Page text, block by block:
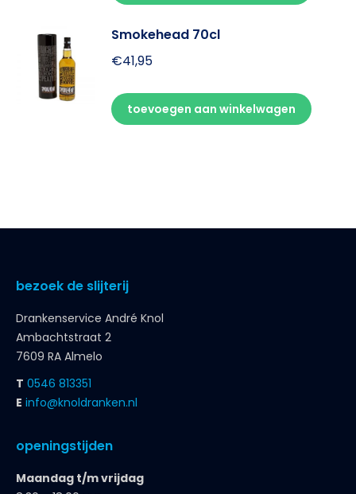
Smokehead 70cl
€41,95
toevoegen aan winkelwagen
bezoek de slijterij
Drankenservice André Knol
Ambachtstraat 2
7609 RA Almelo
T 0546 813351
E info@knoldranken.nl
openingstijden
Maandag t/m vrijdag